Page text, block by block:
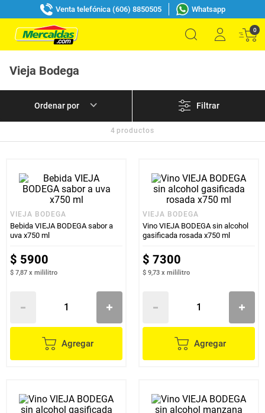
Venta telefónica (606) 8850505 Whatsapp
0
Vieja Bodega
Filtrar
4 productos
VIEJA BODEGA
Bebida VIEJA BODEGA sabor a
uva x750 ml
$ 5900
$ 7,87 x mililitro
Agregar
VIEJA BODEGA
Vino VIEJA BODEGA sin alcohol
gasificada rosada x750 ml
$ 7300
$ 9,73 x mililitro
Agregar